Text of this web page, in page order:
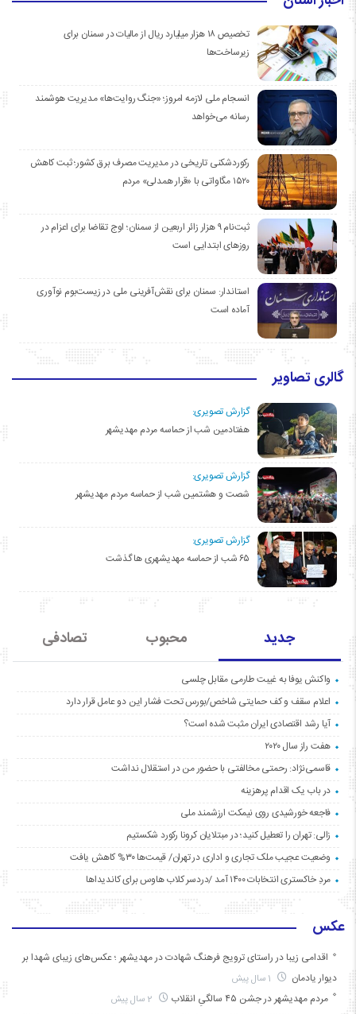
تخصیص ۱۸ هزار میلیارد ریال از مالیات در سمنان برای
زیرساخت‌ها
انسجام ملی لازمه امروز؛ «جنگ روایت‌ها» مدیریت هوشمند
رسانه می‌خواهد
رکوردشکنی تاریخی در مدیریت مصرف برق کشور؛ ثبت کاهش
۱۵۲۰ مگاواتی با «قرار همدلی» مردم
ثبت‌نام ۹ هزار زائر اربعین از سمنان؛ اوج تقاضا برای اعزام در
روزهای ابتدایی است
استاندار: سمنان برای نقش‌آفرینی ملی در زیست‌بوم نوآوری
آماده است
گالری تصاویر
گزارش تصویری:
هفتادمین شب از حماسه مردم مهدیشهر
گزارش تصویری:
شصت و هشتمین شب از حماسه مردم مهدیشهر
گزارش تصویری:
۶۵ شب از حماسه مهدیشهری ها گذشت
جدید محبوب تصادفی
واکنش یوفا به غیبت طارمی مقابل چلسی
اعلام سقف و کف حمایتی شاخص/بورس تحت فشار این دو عامل قرار دارد
آیا رشد اقتصادی ایران مثبت شده است؟
هفت راز سال ۲۰۲۰
قاسمی‌نژاد: رحمتی مخالفتی با حضور من در استقلال نداشت
در باب یک اقدام پرهزینه
فاجعه خورشیدی روی نیمکت ارزشمند ملی
زالی: تهران را تعطیل کنید؛ در مبتلایان کرونا رکورد شکستیم
وضعیت عجیب ملک تجاری و اداری در تهران/ قیمت‌ها ۳۰% کاهش یافت
مردِ خاکستری انتخابات ۱۴۰۰ آمد /دردسر کلاب هاوس برای کاندیداها
عکس
اقدامی زیبا در راستای ترویج فرهنگ شهادت در مهدیشهر ؛ عکس‌های زیبای شهدا بر
دیوار یادمان
مردم مهدیشهر در جشن ۴۵ سالگیِ انقلاب